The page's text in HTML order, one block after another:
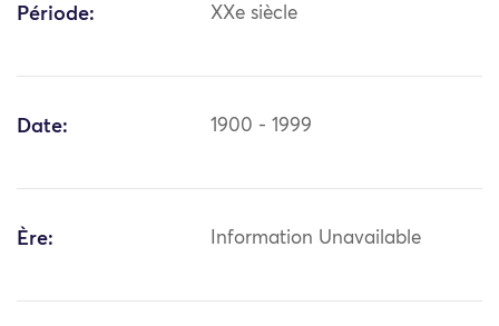
Période: XXe siècle
Date: 1900 - 1999
Ère: Information Unavailable